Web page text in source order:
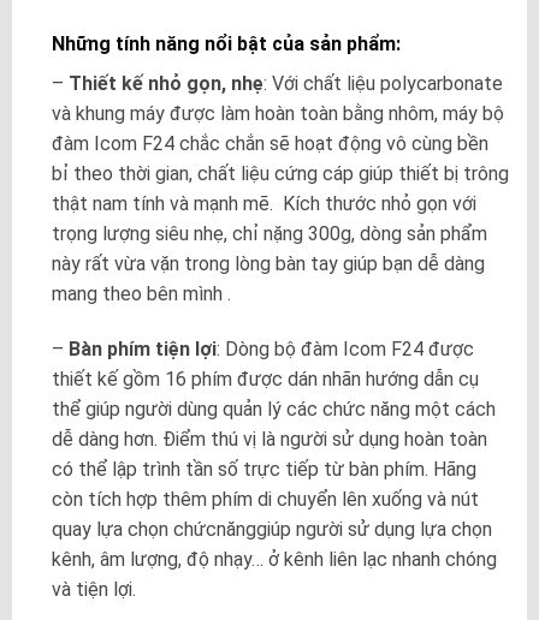
Những tính năng nổi bật của sản phẩm:
– Thiết kế nhỏ gọn, nhẹ: Với chất liệu polycarbonate
và khung máy được làm hoàn toàn bằng nhôm, máy bộ
đàm Icom F24 chắc chắn sẽ hoạt động vô cùng bền
bỉ theo thời gian, chất liệu cứng cáp giúp thiết bị trông
thật nam tính và mạnh mẽ. Kích thước nhỏ gọn với
trọng lượng siêu nhẹ, chỉ nặng 300g, dòng sản phẩm
này rất vừa vặn trong lòng bàn tay giúp bạn dễ dàng
mang theo bên mình .
– Bàn phím tiện lợi: Dòng bộ đàm Icom F24 được
thiết kế gồm 16 phím được dán nhãn hướng dẫn cụ
thể giúp người dùng quản lý các chức năng một cách
dễ dàng hơn. Điểm thú vị là người sử dụng hoàn toàn
có thể lập trình tần số trực tiếp từ bàn phím. Hãng
còn tích hợp thêm phím di chuyển lên xuống và nút
quay lựa chọn chứcnănggiúp người sử dụng lựa chọn
kênh, âm lượng, độ nhạy… ở kênh liên lạc nhanh chóng
và tiện lợi.